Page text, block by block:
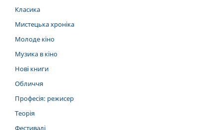
Класика
Мистецька хроніка
Молоде кіно
Музика в кіно
Нові книги
Обличчя
Професія: режисер
Теорія